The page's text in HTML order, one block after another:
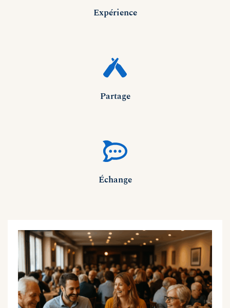
Expérience
Partage
Échange